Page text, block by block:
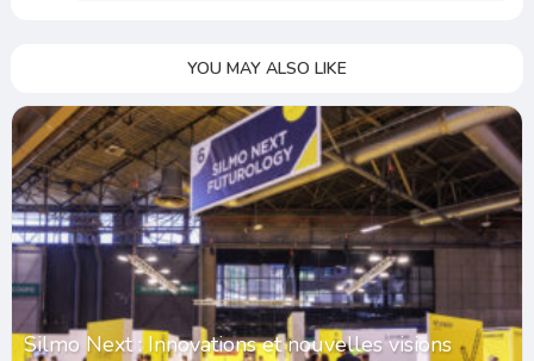
YOU MAY ALSO LIKE
Silmo Next : Innovations et nouvelles visions